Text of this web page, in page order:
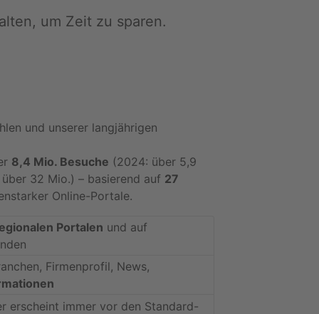
um Zeit zu sparen.
und unserer langjährigen
8,4 Mio. Besuche (2024: über 5,9
32 Mio.) – basierend auf 27
Online-Portale.
Portalen und auf
Firmenprofil, News,
erscheint immer vor den Standard-